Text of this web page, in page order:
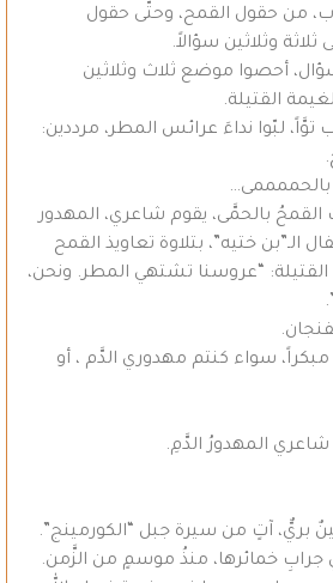
من حقول القمح، وحتّى حقول
وثلاثين سؤالاً.
أحصوا موضع ثلاث وثلاثين
القتيلة.
لبّوا نداءَ عرائس المطر، مرددين:
القمحُ بالحمَّى، يقوم شاعري، المهدور
ختيه”، بتلاوة تعاويذ القمح
“عروسنا تشتهي المطر. ونحن،
سواء كنتم مهدوري الدَّم ، أو
شاعري المهدورُ الدَّمِ.
بريٌّ، آتٍ من سيرة جبل “الكورمينج”.
خمائرها، منذُ موسمٍ من الزَّمن.